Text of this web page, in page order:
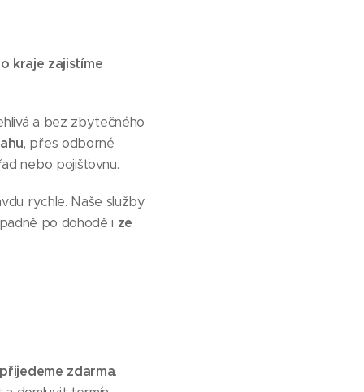
kraje zajistíme
a bez zbytečného
, přes odborné
nebo pojišťovnu.
rychle. Naše služby
po dohodě i ze
přijedeme zdarma.